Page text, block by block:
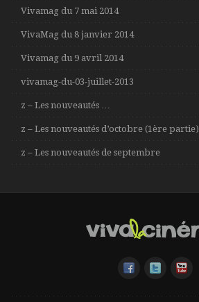
Vivamag du 7 mai 2014
VivaMag du 8 janvier 2014
Vivamag du 9 avril 2014
vivamag-du-03-juillet-2013
z – Les nouveautés …
z – Les nouveautés d’octobre (1ère partie)
z – Les nouveautés de septembre